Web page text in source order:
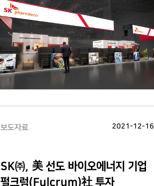
2023 최종 후보 올라
보도자료 2021-12-16
SK㈜, 美 선도 바이오에너지 기업
펄크럼(Fulcrum)社 투자